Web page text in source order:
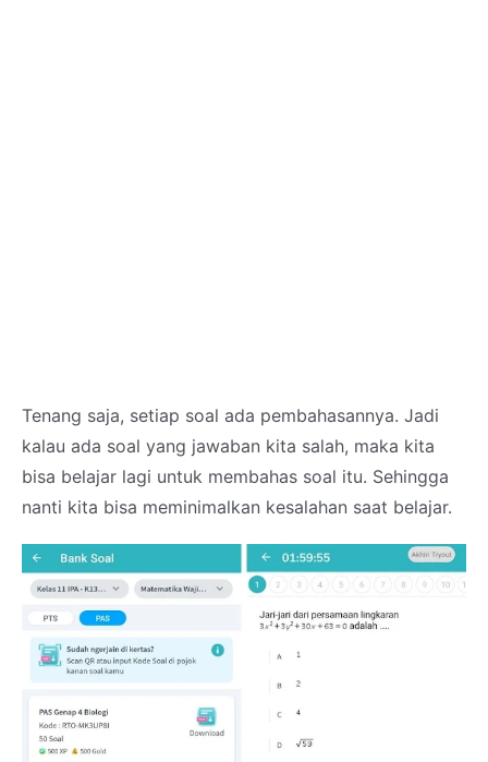
Tenang saja, setiap soal ada pembahasannya. Jadi
kalau ada soal yang jawaban kita salah, maka kita
bisa belajar lagi untuk membahas soal itu. Sehingga
nanti kita bisa meminimalkan kesalahan saat belajar.